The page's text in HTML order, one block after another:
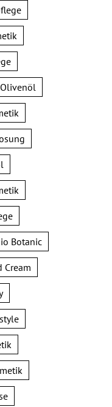
Olivenöl
Botanic
Cream